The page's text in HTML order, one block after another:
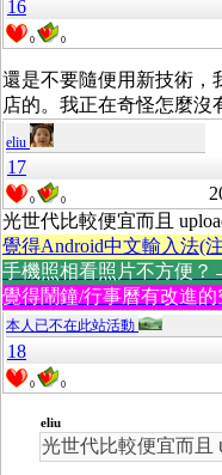
16
0 0
還是不要隨便用新技術，
店的。我正在奇怪怎麼
eliu
17
0 0
光世代比較便宜而且
覺得Android中文輸入法(
手機照相看照片不方便？
覺得鬧鐘/行事曆有改進
本人已不在此站活動
18
0 0
eliu
光世代比較便宜而且